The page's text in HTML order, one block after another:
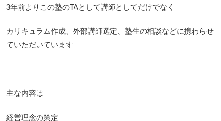
3年前よりこの塾のTAとして講師としてだけでなく
カリキュラム作成、外部講師選定、塾生の相談などに携わらせ
ていただいています
主な内容は
経営理念の策定